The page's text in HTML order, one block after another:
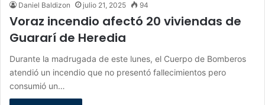
Daniel Baldizon julio 21, 2025 94
Voraz incendio afectó 20 viviendas de
Guararí de Heredia
Durante la madrugada de este lunes, el Cuerpo de Bomberos
atendió un incendio que no presentó fallecimientos pero
consumió un…